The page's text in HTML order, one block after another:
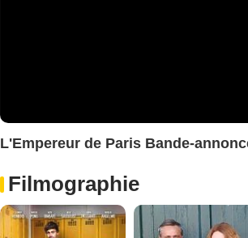
L'Empereur de Paris Bande-
Filmographie